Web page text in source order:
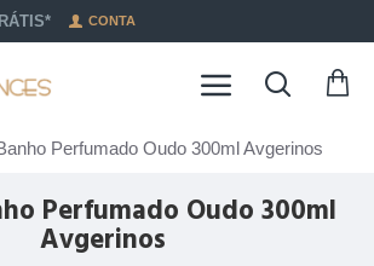
CONTA
Perfumado Oudo 300ml Avgerinos
Perfumado Oudo 300ml
Avgerinos